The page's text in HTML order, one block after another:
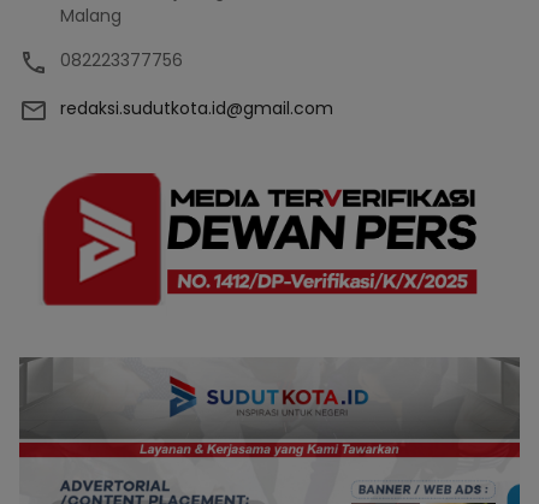
Malang
082223377756
redaksi.sudutkota.id@gmail.com